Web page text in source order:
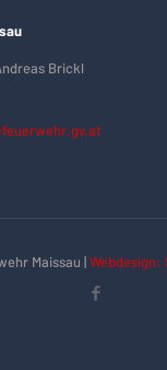
Brickl
Maissau |Webdesign: